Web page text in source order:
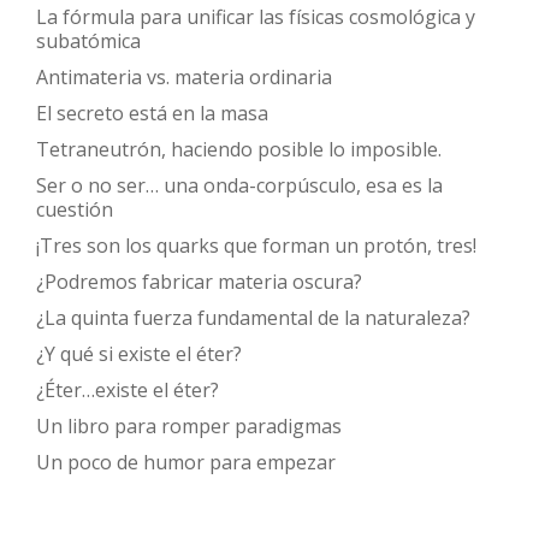
La fórmula para unificar las físicas cosmológica y
subatómica
Antimateria vs. materia ordinaria
El secreto está en la masa
Tetraneutrón, haciendo posible lo imposible.
Ser o no ser… una onda-corpúsculo, esa es la
cuestión
¡Tres son los quarks que forman un protón, tres!
¿Podremos fabricar materia oscura?
¿La quinta fuerza fundamental de la naturaleza?
¿Y qué si existe el éter?
¿Éter…existe el éter?
Un libro para romper paradigmas
Un poco de humor para empezar